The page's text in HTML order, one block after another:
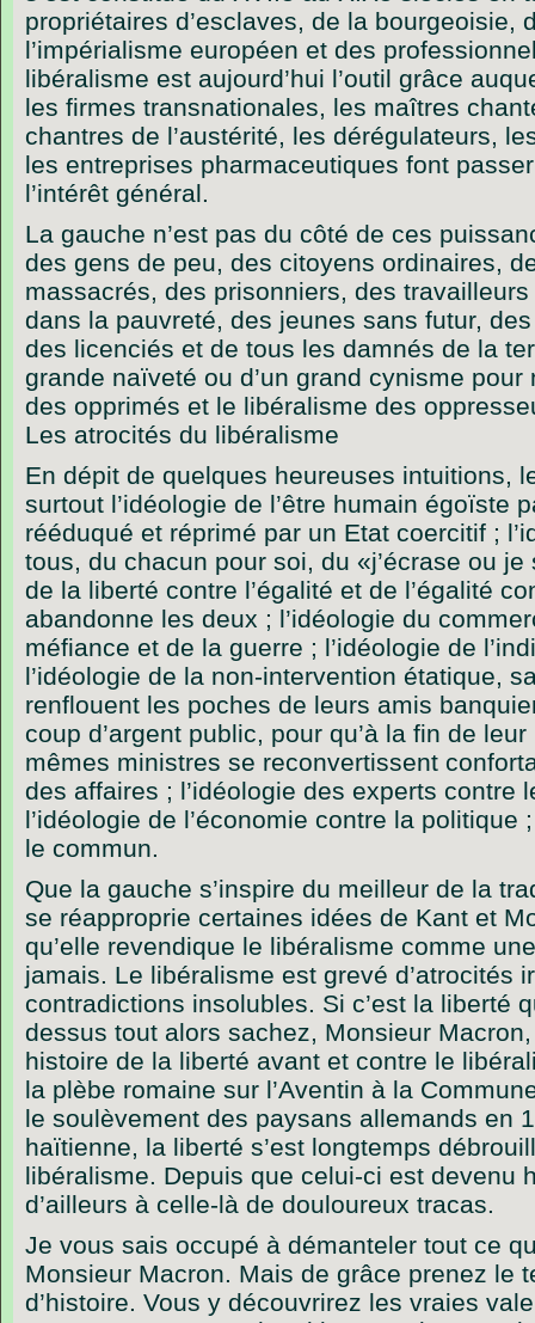
propriétaires d’esclaves, de la bourgeoisie,
l’impérialisme européen et des
libéralisme est aujourd’hui l’outil grâce
les firmes transnationales, les maîtres
chantres de l’austérité, les dérégulateurs,
les entreprises pharmaceutiques font
l’intérêt général.
La gauche n’est pas du côté de ces
des gens de peu, des citoyens ordinaires,
massacrés, des prisonniers, des
dans la pauvreté, des jeunes sans futur,
des licenciés et de tous les damnés de la
grande naïveté ou d’un grand cynisme
des opprimés et le libéralisme des
Les atrocités du libéralisme
En dépit de quelques heureuses intuitions,
surtout l’idéologie de l’être humain égoïste
rééduqué et réprimé par un Etat coercitif ;
tous, du chacun pour soi, du «j’écrase ou je
de la liberté contre l’égalité et de l’égalité
abandonne les deux ; l’idéologie du
méfiance et de la guerre ; l’idéologie de
l’idéologie de la non-intervention étatique,
renflouent les poches de leurs amis
coup d’argent public, pour qu’à la fin de
mêmes ministres se reconvertissent
des affaires ; l’idéologie des experts contre
l’idéologie de l’économie contre la politique
le commun.
Que la gauche s’inspire du meilleur de la
se réapproprie certaines idées de Kant et
qu’elle revendique le libéralisme comme
jamais. Le libéralisme est grevé d’atrocités
contradictions insolubles. Si c’est la liberté
dessus tout alors sachez, Monsieur
histoire de la liberté avant et contre le
la plèbe romaine sur l’Aventin à la
le soulèvement des paysans allemands en
haïtienne, la liberté s’est longtemps
libéralisme. Depuis que celui-ci est devenu
d’ailleurs à celle-là de douloureux tracas.
Je vous sais occupé à démanteler tout ce
Monsieur Macron. Mais de grâce prenez le
d’histoire. Vous y découvrirez les vraies